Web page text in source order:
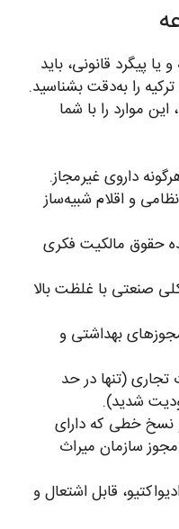
یا پیگرد قانونی، باید
را به‌دقت بشناسید.
موارد را با شما
داروی غیرمجاز.
و اقلام شبیه‌ساز
حقوق مالکیت فکری
صنعتی با غلظت بالا
بهداشتی و
(تنها در حد
شدید).
و نسخ خطی که دارای
سازمان میراث
قابل اشتعال و